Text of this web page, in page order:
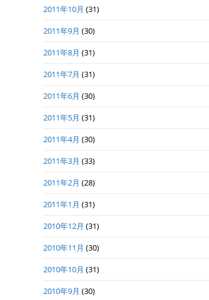
2011年10月 (31)
2011年9月 (30)
2011年8月 (31)
2011年7月 (31)
2011年6月 (30)
2011年5月 (31)
2011年4月 (30)
2011年3月 (33)
2011年2月 (28)
2011年1月 (31)
2010年12月 (31)
2010年11月 (30)
2010年10月 (31)
2010年9月 (30)